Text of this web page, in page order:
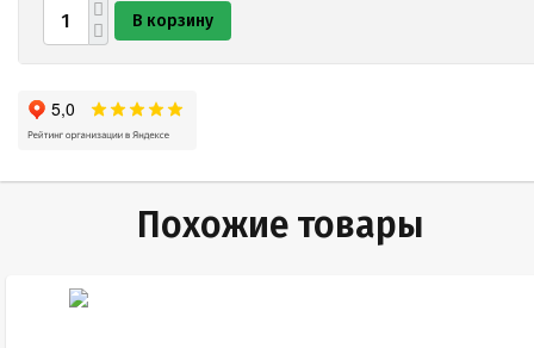
В корзину
Похожие товары